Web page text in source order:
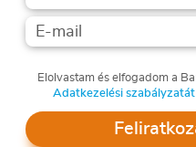
Elolvastam és elfogadom a
Adatkezelési szabályzatát